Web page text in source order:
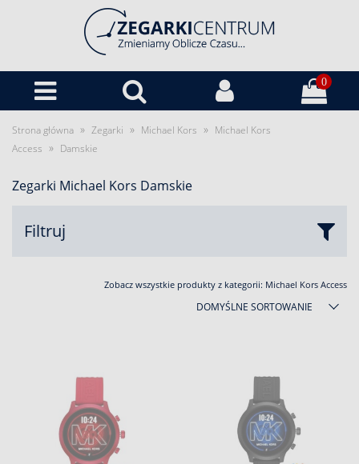
0
Strona główna » Zegarki » Michael Kors » Michael Kors
Access » Damskie
Zegarki Michael Kors Damskie
Filtruj
Zobacz wszystkie produkty z kategorii: Michael Kors Access
DOMYŚLNE SORTOWANIE